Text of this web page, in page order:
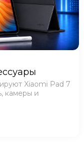
Xiaomi Pad 7
камеры и